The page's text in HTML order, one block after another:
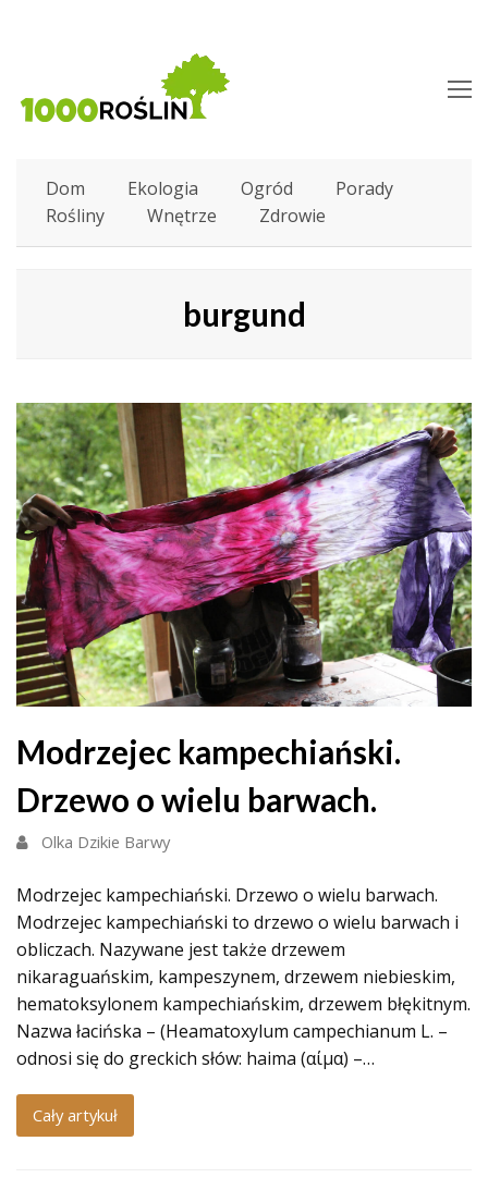
Dom Ekologia Ogród
Porady
Rośliny
Wnętrze Zdrowie
burgund
Modrzejec kampechiański.
Drzewo o wielu barwach.
Olka Dzikie Barwy
Modrzejec kampechiański. Drzewo o wielu barwach.
Modrzejec kampechiański to drzewo o wielu barwach i
obliczach. Nazywane jest także drzewem
nikaraguańskim, kampeszynem, drzewem niebieskim,
hematoksylonem kampechiańskim, drzewem błękitnym.
Nazwa łacińska – (Heamatoxylum campechianum L. –
odnosi się do greckich słów: haima (αίμα) –…
Cały artykuł